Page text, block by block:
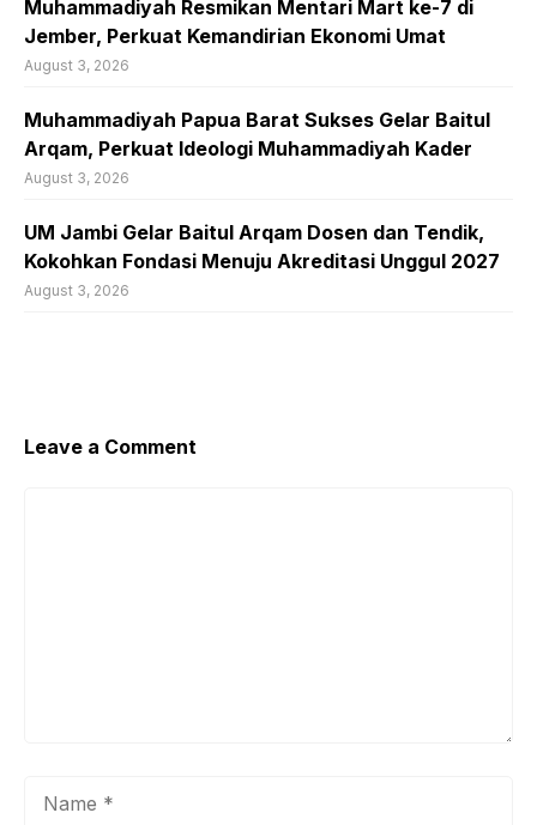
Muhammadiyah Resmikan Mentari Mart ke-7 di
Jember, Perkuat Kemandirian Ekonomi Umat
August 3, 2026
Muhammadiyah Papua Barat Sukses Gelar Baitul
Arqam, Perkuat Ideologi Muhammadiyah Kader
August 3, 2026
UM Jambi Gelar Baitul Arqam Dosen dan Tendik,
Kokohkan Fondasi Menuju Akreditasi Unggul 2027
August 3, 2026
Leave a Comment